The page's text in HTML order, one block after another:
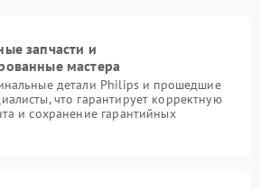
запчасти и
мастера
детали Philips и прошедшие
что гарантирует корректную
и сохранение гарантийных